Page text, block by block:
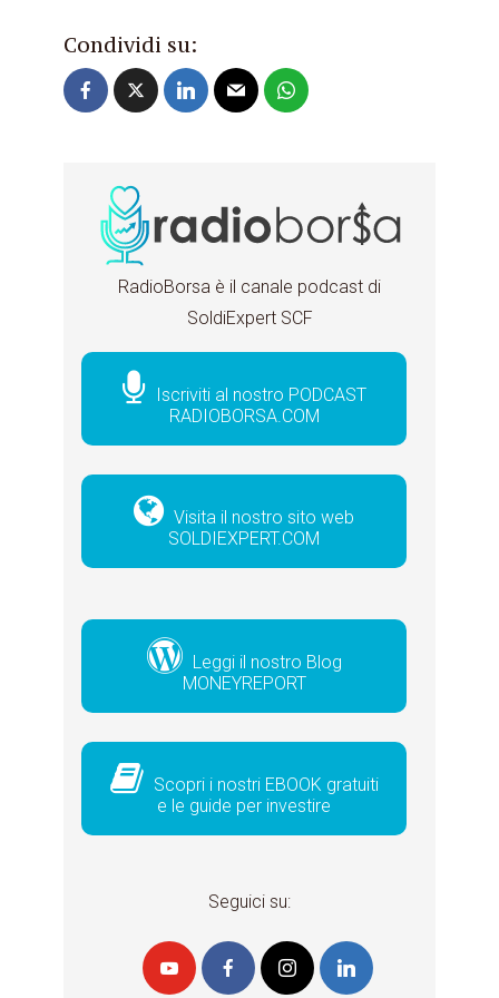
Condividi su:
RadioBorsa è il canale podcast di
SoldiExpert SCF
Iscriviti al nostro PODCAST
RADIOBORSA.COM
Visita il nostro sito web
SOLDIEXPERT.COM
Leggi il nostro Blog
MONEYREPORT
Scopri i nostri EBOOK gratuiti
e le guide per investire
Seguici su: